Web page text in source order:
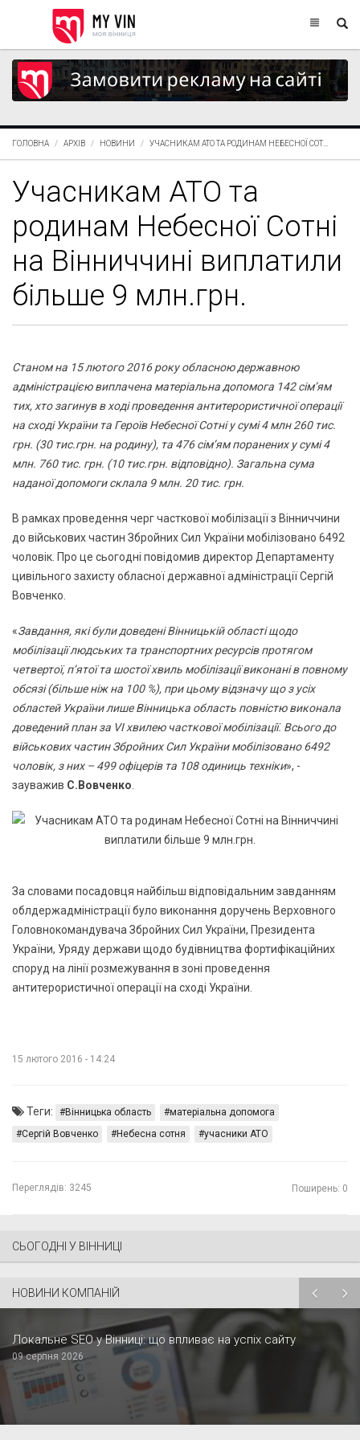
ГОЛОВНА АРХІВ НОВИНИ УЧАСНИКАМ АТО ТА РОДИНАМ НЕБЕСНОЇ СОТ...
Учасникам АТО та
родинам Небесної Сотні
на Вінниччині виплатили
більше 9 млн.грн.
Станом на 15 лютого 2016 року обласною державною
адміністрацією виплачена матеріальна допомога 142 сім’ям
тих, хто загинув в ході проведення антитерористичної операції
на сході України та Героїв Небесної Сотні у сумі 4 млн 260 тис.
грн. (30 тис.грн. на родину), та 476 сім’ям поранених у сумі 4
млн. 760 тис. грн. (10 тис.грн. відповідно). Загальна сума
наданої допомоги склала 9 млн. 20 тис. грн.
В рамках проведення черг часткової мобілізації з Вінниччини
до військових частин Збройних Сил України мобілізовано 6492
чоловік. Про це сьогодні повідомив директор Департаменту
цивільного захисту обласної державної адміністрації Сергій
Вовченко.
«Завдання, які були доведені Вінницькій області щодо
мобілізації людських та транспортних ресурсів протягом
четвертої, п’ятої та шостої хвиль мобілізації виконані в повному
обсязі (більше ніж на 100 %), при цьому відзначу що з усіх
областей України лише Вінницька область повністю виконала
доведений план за VI хвилею часткової мобілізації. Всього до
військових частин Збройних Сил України мобілізовано 6492
чоловік, з них – 499 офіцерів та 108 одиниць техніки», -
зауважив С.Вовченко
За словами посадовця найбільш відповідальним завданням
облдержадміністрації було виконання доручень Верховного
Головнокомандувача Збройних Сил України, Президента
України, Уряду держави щодо будівництва фортифікаційних
споруд на лінії розмежування в зоні проведення
антитерористичної операції на сході України.
15 лютого 2016 - 14:24
Теги: Вінницька область
матеріальна допомога
Сергій Вовченко
Небесна сотня учасники АТО
Переглядів: 3245 Поширень: 0
СЬОГОДНІ У ВІННИЦІ
НОВИНИ КОМПАНІЙ
Локальне SEO у Вінниці: що впливає на успіх сайту
09 серпня 2026